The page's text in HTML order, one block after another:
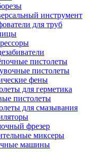
инструмент
для труб
пистолеты
пистолеты
фены
для герметика
пистолеты
для смазывания
фрезер
миксеры
машины